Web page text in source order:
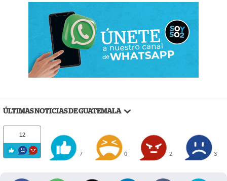
ÚLTIMAS NOTICIAS DE GUATEMALA
12
7 0 2 3